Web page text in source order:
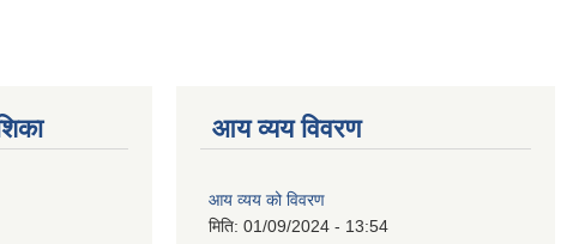
आय व्यय विवरण
आय व्यय को विवरण
मिति: 01/09/2024 - 13:54